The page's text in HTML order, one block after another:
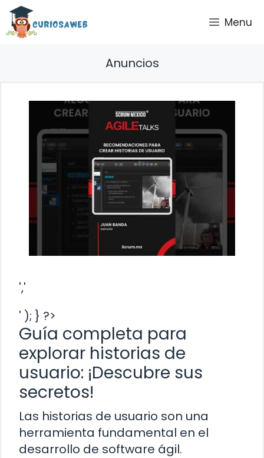
Saltar
contenido
Menu
Anuncios
','
' ); } ?>
Guía completa para
explorar historias de
usuario: ¡Descubre sus
secretos!
Las historias de usuario son una
herramienta fundamental en el
desarrollo de software ágil.